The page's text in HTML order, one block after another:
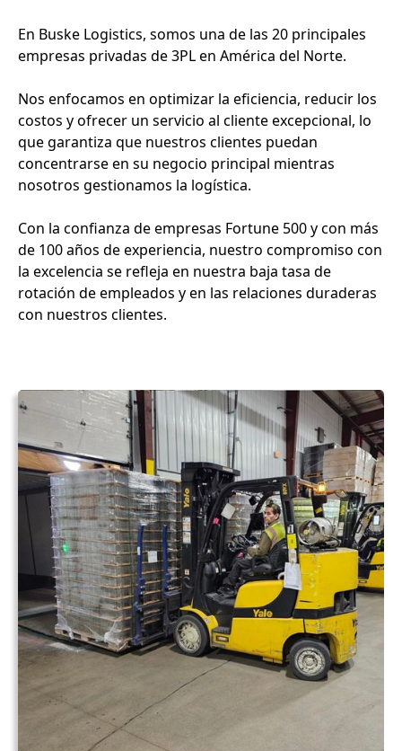
En Buske Logistics, somos una de las 20 principales
empresas privadas de 3PL en América del Norte.
Nos enfocamos en optimizar la eficiencia, reducir los
costos y ofrecer un servicio al cliente excepcional, lo
que garantiza que nuestros clientes puedan
concentrarse en su negocio principal mientras
nosotros gestionamos la logística.
Con la confianza de empresas Fortune 500 y con más
de 100 años de experiencia, nuestro compromiso con
la excelencia se refleja en nuestra baja tasa de
rotación de empleados y en las relaciones duraderas
con nuestros clientes.